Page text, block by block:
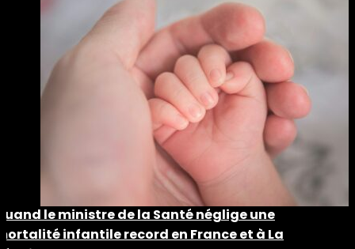
le ministre de la Santé néglige une
infantile record en France et à La